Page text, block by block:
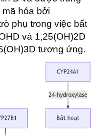
hóa bởi
phụ trong việc bất
và 1,25(OH)2D
tương ứng.